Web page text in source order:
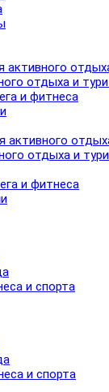
активного
отдыха и
и фитнеса
активного
отдыха и
и фитнеса
и спорта
и спорта